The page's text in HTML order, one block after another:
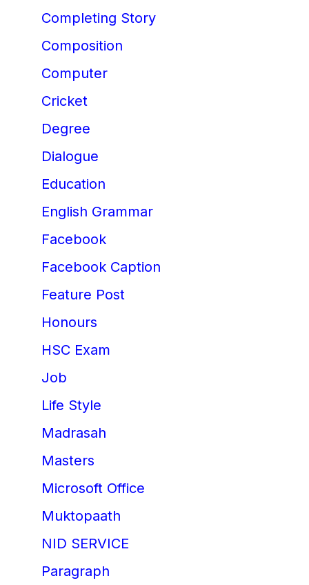
Completing Story
Composition
Computer
Cricket
Degree
Dialogue
Education
English Grammar
Facebook
Facebook Caption
Feature Post
Honours
HSC Exam
Job
Life Style
Madrasah
Masters
Microsoft Office
Muktopaath
NID SERVICE
Paragraph